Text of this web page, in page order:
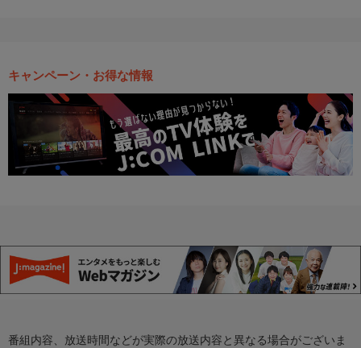
キャンペーン・お得な情報
番組内容、放送時間などが実際の放送内容と異なる場合がございま